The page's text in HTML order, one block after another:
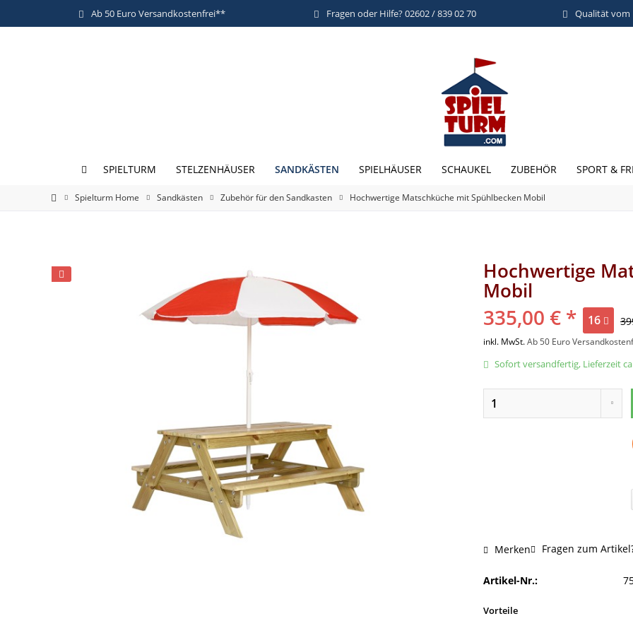
Ab 50 Euro Versandkostenfrei** Fragen oder Hilfe? 02602 / 839 02 70 Qualität vom
SPIELTURM STELZENHÄUSER SANDKÄSTEN SPIELHÄUSER SCHAUKEL ZUBEHÖR SPORT &
Spielturm Home Sandkästen Zubehör für den Sandkasten Hochwertige Matschküche mit Spühlbecken Mobil
Hochwertige
Mobil
335,00 € * 16
inkl. MwSt.Ab 50 Euro
Sofort versandfertig, Lieferzeit
Merken Fragen zum
Artikel-Nr.:
Vorteile